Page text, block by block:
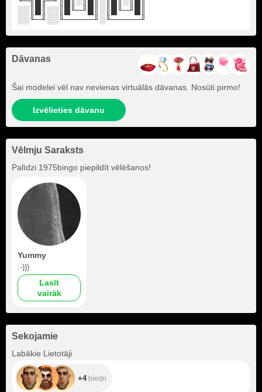
░░║█║░░║█╙─╜█║░║█╙─╜█║
░░╙─╜░░╙─────╜░╙─────╜
Dāvanas
Šai modelei vēl nav nevienas virtuālās dāvanas. Nosūti pirmo!
Izvēlieties dāvanu
Vēlmju Saraksts
Palīdzi 1975bingo piepildīt vēlēšanos!
Yummy
:-)))
Lasīt
vairāk
Sekojamie
Labākie Lietotāji
+4biedri